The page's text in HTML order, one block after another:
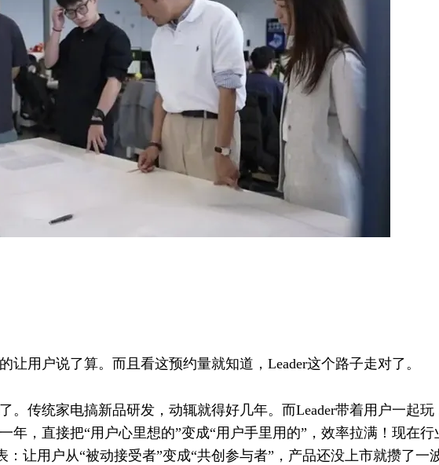
用户说了算。而且看这预约量就知道，Leader这个路子走对了。
。传统家电搞新品研发，动辄就得好几年。而Leader带着用户一起玩
年，直接把“用户心里想的”变成“用户手里用的”，效率拉满！现在行
：让用户从“被动接受者”变成“共创参与者”，产品还没上市就攒了一